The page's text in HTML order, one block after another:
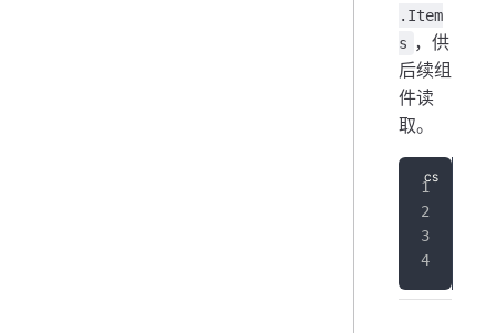
.Item
s ，供
后续组
件读
取。